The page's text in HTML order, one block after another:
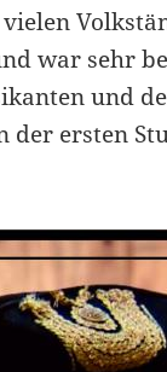
war sehr
und
ersten